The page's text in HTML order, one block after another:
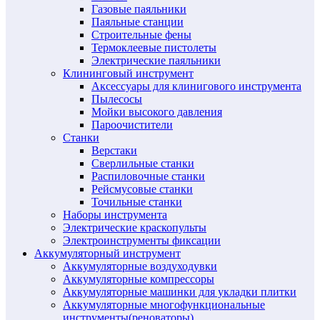
Газовые паяльники
Паяльные станции
Строительные фены
Термоклеевые пистолеты
Электрические паяльники
Клининговый инструмент
Аксессуары для клинигового инструмента
Пылесосы
Мойки высокого давления
Пароочистители
Станки
Верстаки
Сверлильные станки
Распиловочные станки
Рейсмусовые станки
Точильные станки
Наборы инструмента
Электрические краскопульты
Электроинструменты фиксации
Аккумуляторный инструмент
Аккумуляторные воздуходувки
Аккумуляторные компрессоры
Аккумуляторные машинки для укладки плитки
Аккумуляторные многофункциональные
инструменты(реноваторы)